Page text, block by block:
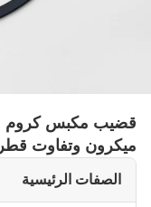
ميكرون وتفاوت قطر ISO F7 للأسطوانات الهيدروليكية
الصفات الرئيسية